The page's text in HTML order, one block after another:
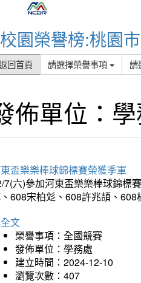
校園榮譽榜:桃園
回首頁 請選擇榮譽事項 請
佈單位：
盃樂樂棒球錦標賽榮獲季軍
7(六)參加河東盃樂樂棒球錦標
608宋柏彣、608許兆頡、
文
榮譽事項：全國競賽
發佈單位：學務處
建立時間：2024-12-10
瀏覽次數：407